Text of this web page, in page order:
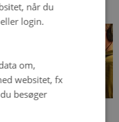
ændret
når du
login.
om,
websitet, fx
besøger